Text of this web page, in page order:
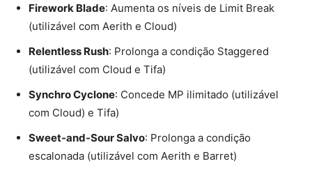
Firework Blade: Aumenta os níveis de Limit Break
(utilizável com Aerith e Cloud)
Relentless Rush: Prolonga a condição Staggered
(utilizável com Cloud e Tifa)
Synchro Cyclone: ​​Concede MP ilimitado (utilizável
com Cloud) e Tifa)
Sweet-and-Sour Salvo: Prolonga a condição
escalonada (utilizável com Aerith e Barret)